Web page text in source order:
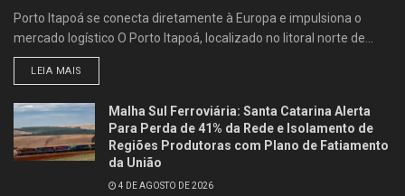
Porto Itapoá se conecta diretamente à Europa e impulsiona o
mercado logístico O Porto Itapoá, localizado no litoral norte de...
LEIA MAIS
Malha Sul Ferroviária: Santa Catarina Alerta
Para Perda de 41% da Rede e Isolamento de
Regiões Produtoras com Plano de Fatiamento
da União
4 DE AGOSTO DE 2026